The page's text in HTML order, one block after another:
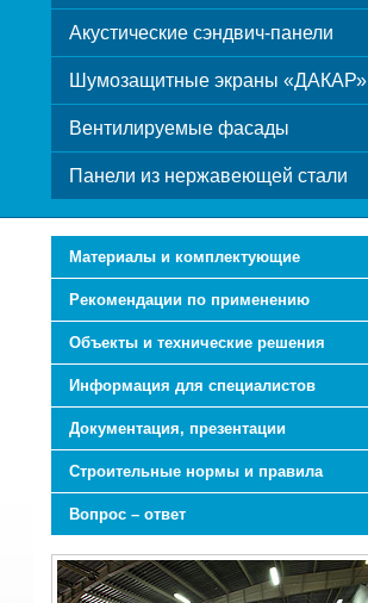
Акустические сэндвич-панели
Шумозащитные экраны «ДАКАР»
Вентилируемые фасады
Панели из нержавеющей стали
Материалы и комплектующие
Рекомендации по применению
Объекты и технические решения
Информация для специалистов
Документация, презентации
Строительные нормы и правила
Вопрос – ответ